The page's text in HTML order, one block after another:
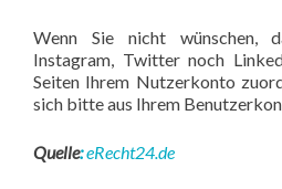
Wenn Sie nicht wünschen,
Instagram, Twitter noch
Seiten Ihrem Nutzerkonto
sich bitte aus Ihrem
Quelle:eRecht24.de